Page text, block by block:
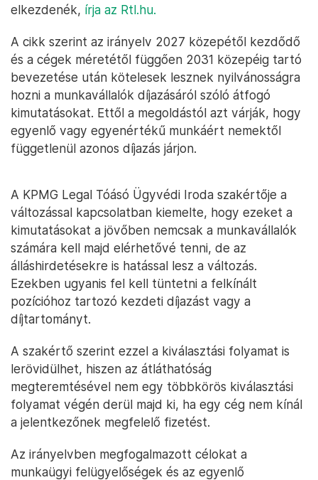
elkezdenék, írja az Rtl.hu.
A cikk szerint az irányelv 2027 közepétől kezdődő
és a cégek méretétől függően 2031 közepéig tartó
bevezetése után kötelesek lesznek nyilvánosságra
hozni a munkavállalók díjazásáról szóló átfogó
kimutatásokat. Ettől a megoldástól azt várják, hogy
egyenlő vagy egyenértékű munkáért nemektől
függetlenül azonos díjazás járjon.
A KPMG Legal Tóásó Ügyvédi Iroda szakértője a
változással kapcsolatban kiemelte, hogy ezeket a
kimutatásokat a jövőben nemcsak a munkavállalók
számára kell majd elérhetővé tenni, de az
álláshirdetésekre is hatással lesz a változás.
Ezekben ugyanis fel kell tüntetni a felkínált
pozícióhoz tartozó kezdeti díjazást vagy a
díjtartományt.
A szakértő szerint ezzel a kiválasztási folyamat is
lerövidülhet, hiszen az átláthatóság
megteremtésével nem egy többkörös kiválasztási
folyamat végén derül majd ki, ha egy cég nem kínál
a jelentkezőnek megfelelő fizetést.
Az irányelvben megfogalmazott célokat a
munkaügyi felügyelőségek és az egyenlő